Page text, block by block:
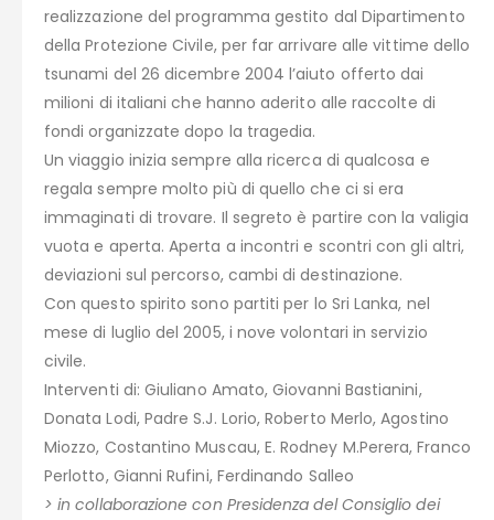
realizzazione del programma gestito dal Dipartimento
della Protezione Civile, per far arrivare alle vittime dello
tsunami del 26 dicembre 2004 l’aiuto offerto dai
milioni di italiani che hanno aderito alle raccolte di
fondi organizzate dopo la tragedia.
Un viaggio inizia sempre alla ricerca di qualcosa e
regala sempre molto più di quello che ci si era
immaginati di trovare. Il segreto è partire con la valigia
vuota e aperta. Aperta a incontri e scontri con gli altri,
deviazioni sul percorso, cambi di destinazione.
Con questo spirito sono partiti per lo Sri Lanka, nel
mese di luglio del 2005, i nove volontari in servizio
civile.
Interventi di: Giuliano Amato, Giovanni Bastianini,
Donata Lodi, Padre S.J. Lorio, Roberto Merlo, Agostino
Miozzo, Costantino Muscau, E. Rodney M.Perera, Franco
Perlotto, Gianni Rufini, Ferdinando Salleo
> in collaborazione con Presidenza del Consiglio dei